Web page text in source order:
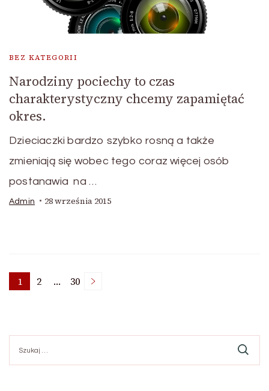
BEZ KATEGORII
Narodziny pociechy to czas
charakterystyczny chcemy zapamiętać
okres.
Dzieciaczki bardzo szybko rosną a także
zmieniają się wobec tego coraz więcej osób
postanawia na …
Admin 28 września 2015
Stronicowanie
wpisów
Strona
1 Strona
2 … Strona
30